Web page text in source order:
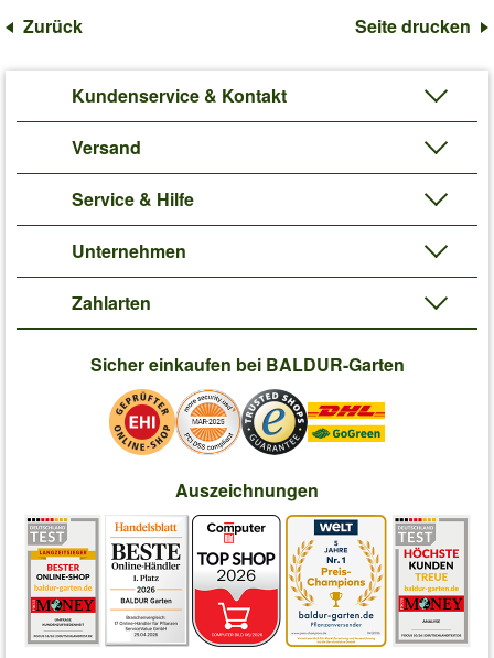
Zurück Seite drucken
Kundenservice & Kontakt
Versand
Service & Hilfe
Unternehmen
Zahlarten
Sicher einkaufen bei BALDUR-Garten
Auszeichnungen